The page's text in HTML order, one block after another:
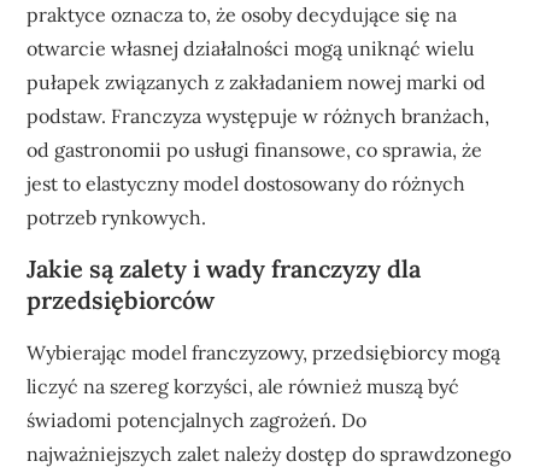
praktyce oznacza to, że osoby decydujące się na
otwarcie własnej działalności mogą uniknąć wielu
pułapek związanych z zakładaniem nowej marki od
podstaw. Franczyza występuje w różnych branżach,
od gastronomii po usługi finansowe, co sprawia, że
jest to elastyczny model dostosowany do różnych
potrzeb rynkowych.
Jakie są zalety i wady franczyzy dla
przedsiębiorców
Wybierając model franczyzowy, przedsiębiorcy mogą
liczyć na szereg korzyści, ale również muszą być
świadomi potencjalnych zagrożeń. Do
najważniejszych zalet należy dostęp do sprawdzonego